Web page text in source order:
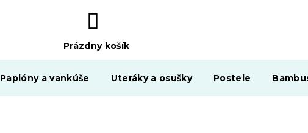
NÁKUPNÝ
KOŠÍK
Prázdny košík
Paplóny a vankúše Uteráky a osušky Postele